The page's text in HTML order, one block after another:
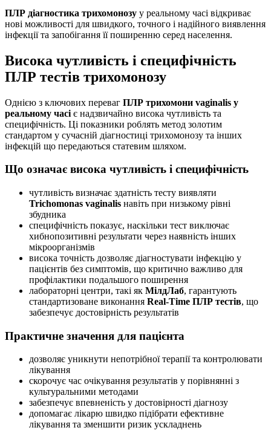
ПЛР діагностика трихомонозу у реальному часі відкриває
нові можливості для швидкого, точного і надійного виявлення
інфекції та запобігання її поширенню серед населення.
Висока чутливість і специфічність
ПЛР тестів трихомонозу
Однією з ключових переваг ПЛР трихомони vaginalis у
реальному часі є надзвичайно висока чутливість та
специфічність. Ці показники роблять метод золотим
стандартом у сучасній діагностиці трихомонозу та інших
інфекцій що передаються статевим шляхом.
Що означає висока чутливість і специфічність
чутливість визначає здатність тесту виявляти
Trichomonas vaginalis навіть при низькому рівні
збудника
специфічність показує, наскільки тест виключає
хибнопозитивні результати через наявність інших
мікроорганізмів
висока точність дозволяє діагностувати інфекцію у
пацієнтів без симптомів, що критично важливо для
профілактики подальшого поширення
лабораторні центри, такі як МілдЛаб, гарантують
стандартизоване виконання Real-Time ПЛР тестів, що
забезпечує достовірність результатів
Практичне значення для пацієнта
дозволяє уникнути непотрібної терапії та контролювати
лікування
скорочує час очікування результатів у порівнянні з
культуральними методами
забезпечує впевненість у достовірності діагнозу
допомагає лікарю швидко підібрати ефективне
лікування та зменшити ризик ускладнень